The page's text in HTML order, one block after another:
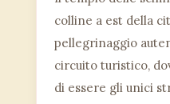
colline a est della
pellegrinaggio
circuito turistico,
di essere gli unici